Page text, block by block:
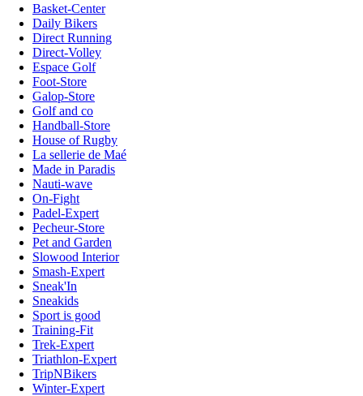
Basket-Center
Daily Bikers
Direct Running
Direct-Volley
Espace Golf
Foot-Store
Galop-Store
Golf and co
Handball-Store
House of Rugby
La sellerie de Maé
Made in Paradis
Nauti-wave
On-Fight
Padel-Expert
Pecheur-Store
Pet and Garden
Slowood Interior
Smash-Expert
Sneak'In
Sneakids
Sport is good
Training-Fit
Trek-Expert
Triathlon-Expert
TripNBikers
Winter-Expert